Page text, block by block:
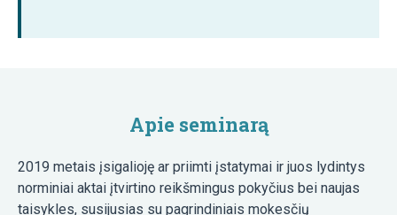
Apie seminarą
2019 metais įsigalioję ar priimti įstatymai ir juos lydintys
norminiai aktai įtvirtino reikšmingus pokyčius bei naujas
taisykles, susijusias su pagrindiniais mokesčių